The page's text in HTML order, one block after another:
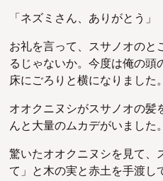
「ネズミさん、ありがとう」
お礼を言って、スサノオのと
るじゃないか。今度は俺の頭
床にごろりと横になりました。
オオクニヌシがスサノオの髪
んと大量のムカデがいました。
驚いたオオクニヌシを見て、
て」と木の実と赤土を手渡し